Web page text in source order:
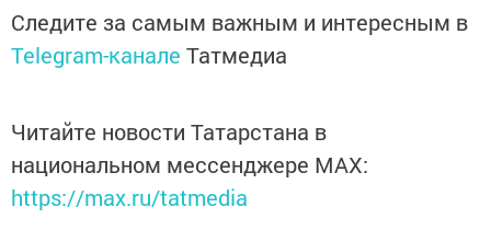
Следите за самым важным и интересным в
Telegram-канале Татмедиа
Читайте новости Татарстана в
национальном мессенджере MАХ:
https://max.ru/tatmedia